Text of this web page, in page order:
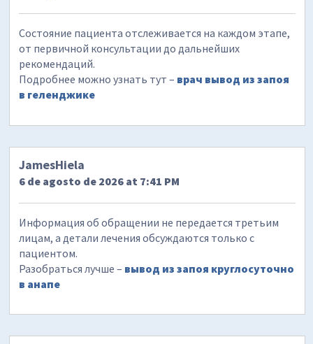
Состояние пациента отслеживается на каждом этапе,
от первичной консультации до дальнейших
рекомендаций.
Подробнее можно узнать тут – врач вывод из запоя
в геленджике
JamesHiela
6 de agosto de 2026 at 7:41 PM
Информация об обращении не передается третьим
лицам, а детали лечения обсуждаются только с
пациентом.
Разобраться лучше – вывод из запоя круглосуточно
в анапе